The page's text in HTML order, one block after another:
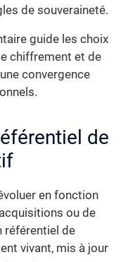
de souveraineté.
guide les choix
chiffrement et de
convergence
de
en fonction
ou de
référentiel de
vivant, mis à jour